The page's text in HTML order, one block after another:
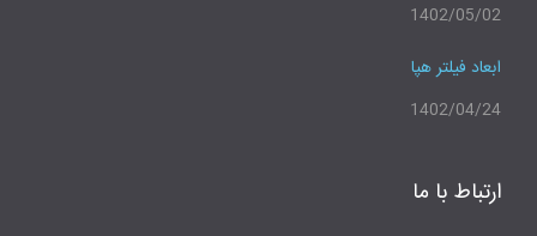
1402/05/02
ابعاد فیلتر هپا
1402/04/24
ارتباط با ما